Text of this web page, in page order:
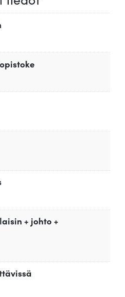
+ johto +